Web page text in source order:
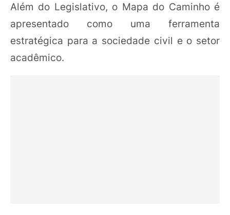
Além do Legislativo, o Mapa do Caminho é
apresentado como uma ferramenta
estratégica para a sociedade civil e o setor
acadêmico.